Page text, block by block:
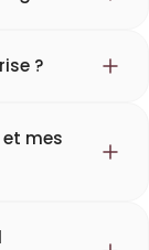
?
mes